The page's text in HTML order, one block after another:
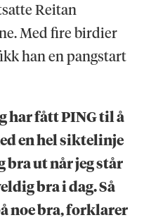
Reitan
Med fire birdier
han en pangstart
har fått PING til å
en hel siktelinje
bra ut når jeg står
bra i dag. Så
noe bra, forklarer